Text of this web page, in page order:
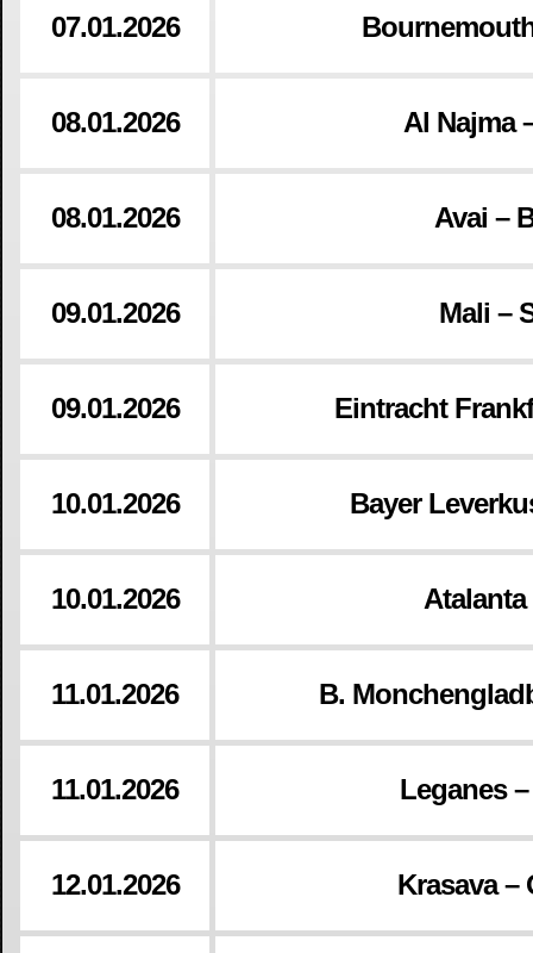
07.01.2026
08.01.2026 Al Najma
08.01.2026 Avai –
09.01.2026 Mali –
09.01.2026 Eintracht
10.01.2026 Bayer
10.01.2026
11.01.2026 B.
11.01.2026 Leganes
12.01.2026 Krasava –